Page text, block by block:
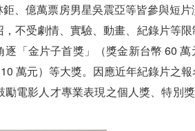
、億萬票房男星吳震亞等皆參與短
不受劇情、實驗、動畫、紀錄片等
「金片子首獎」（獎金新台幣 60
萬元）等大獎。因應近年紀錄片之報
電影人才專業表現之個人獎、特別